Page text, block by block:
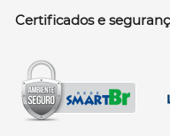
Certificados e